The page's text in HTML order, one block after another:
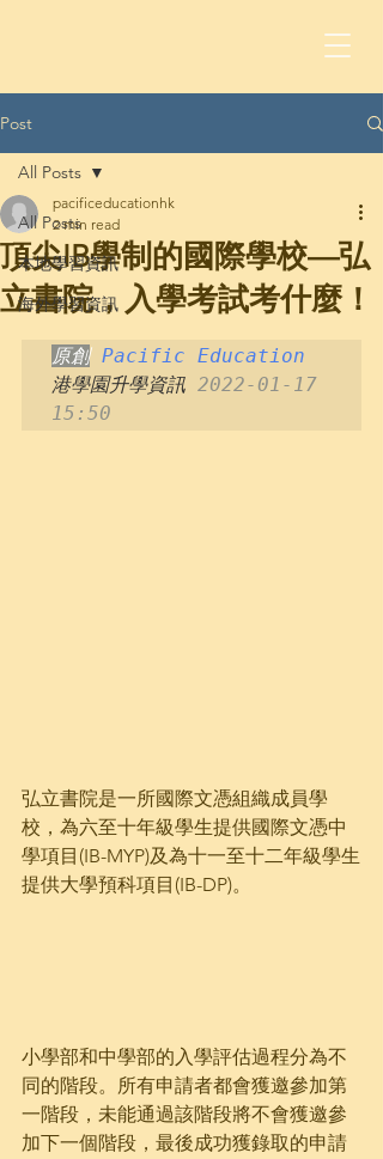
Post
All Posts
本地學習資訊
海外學習資訊
All Posts
頂尖IB學制的國際學校—弘
立書院，入學考試考什麼！
pacificeducationhk
2 min read
原創 Pacific Education
港學園升學資訊 2022-01-17
15:50
弘立書院是一所國際文憑組織成員學
校，為六至十年級學生提供國際文憑中
學項目(IB-MYP)及為十一至十二年級學生
提供大學預科項目(IB-DP)。
小學部和中學部的入學評估過程分為不
同的階段。所有申請者都會獲邀參加第
一階段，未能通過該階段將不會獲邀參
加下一個階段，最後成功獲錄取的申請